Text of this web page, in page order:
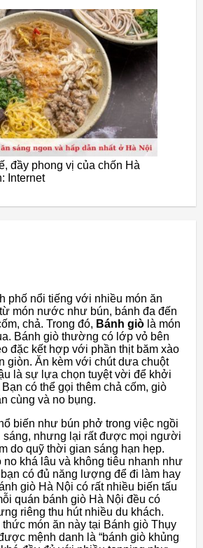
đầy phong vị của chốn Hà
Internet
phố nổi tiếng với nhiều món ăn
món nước như bún, bánh đa đến
chả. Trong đó, Bánh giò là món
Bánh giò thường có lớp vỏ bên
đặc kết hợp với phần thịt băm xào
giòn. Ăn kèm với chút dưa chuột
là sự lựa chọn tuyệt vời để khởi
có thể gọi thêm chả cốm, giò
cùng và no bụng.
biến như bún phở trong việc ngồi
sáng, nhưng lại rất được mọi người
do quỹ thời gian sáng hạn hẹp.
khá lâu và không tiêu nhanh như
có đủ năng lượng để đi làm hay
giò Hà Nội có rất nhiều biến tấu
quán bánh giò Hà Nội đều có
riêng thu hút nhiều du khách.
món ăn này tại Bánh giò Thụy
mệnh danh là “bánh giò khủng